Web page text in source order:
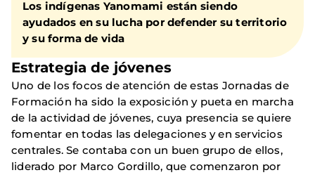
Los indígenas Yanomami están siendo
ayudados en su lucha por defender su territorio
y su forma de vida
Estrategia de jóvenes
Uno de los focos de atención de estas Jornadas de
Formación ha sido la exposición y pueta en marcha
de la actividad de jóvenes, cuya presencia se quiere
fomentar en todas las delegaciones y en servicios
centrales. Se contaba con un buen grupo de ellos,
liderado por Marco Gordillo, que comenzaron por